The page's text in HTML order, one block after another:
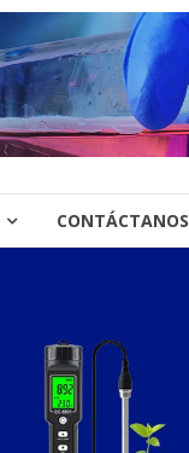
CONTÁCTANOS